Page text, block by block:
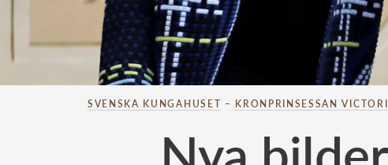
SVENSKA KUNGAHUSET – KRONPRINSESSAN